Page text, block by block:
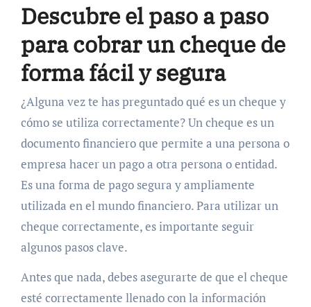
Descubre el paso a paso
para cobrar un cheque de
forma fácil y segura
¿Alguna vez te has preguntado qué es un cheque y
cómo se utiliza correctamente? Un cheque es un
documento financiero que permite a una persona o
empresa hacer un pago a otra persona o entidad.
Es una forma de pago segura y ampliamente
utilizada en el mundo financiero. Para utilizar un
cheque correctamente, es importante seguir
algunos pasos clave.
Antes que nada, debes asegurarte de que el cheque
esté correctamente llenado con la información